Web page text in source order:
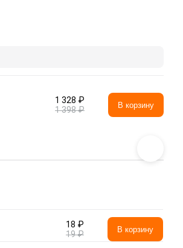
1 328 ₽
1 398 ₽
В корзину
18 ₽
19 ₽
В корзину